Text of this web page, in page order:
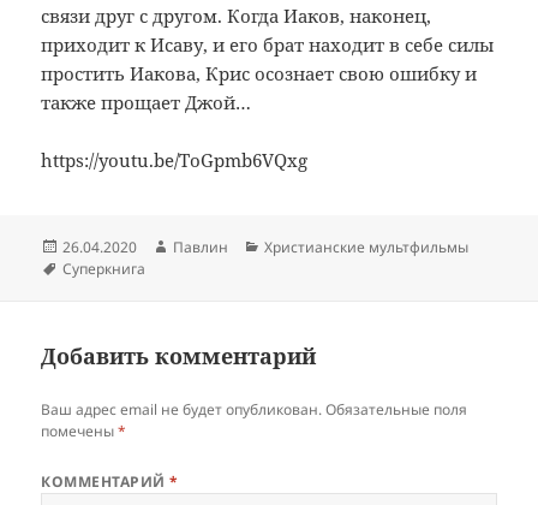
связи друг с другом. Когда Иаков, наконец,
приходит к Исаву, и его брат находит в себе силы
простить Иакова, Крис осознает свою ошибку и
также прощает Джой…
https://youtu.be/ToGpmb6VQxg
Опубликовано
26.04.2020 Автор
Павлин Рубрики
Христианские мультфильмы
Метки
Суперкнига
Добавить комментарий
Ваш адрес email не будет опубликован. Обязательные поля
помечены*
КОММЕНТАРИЙ*